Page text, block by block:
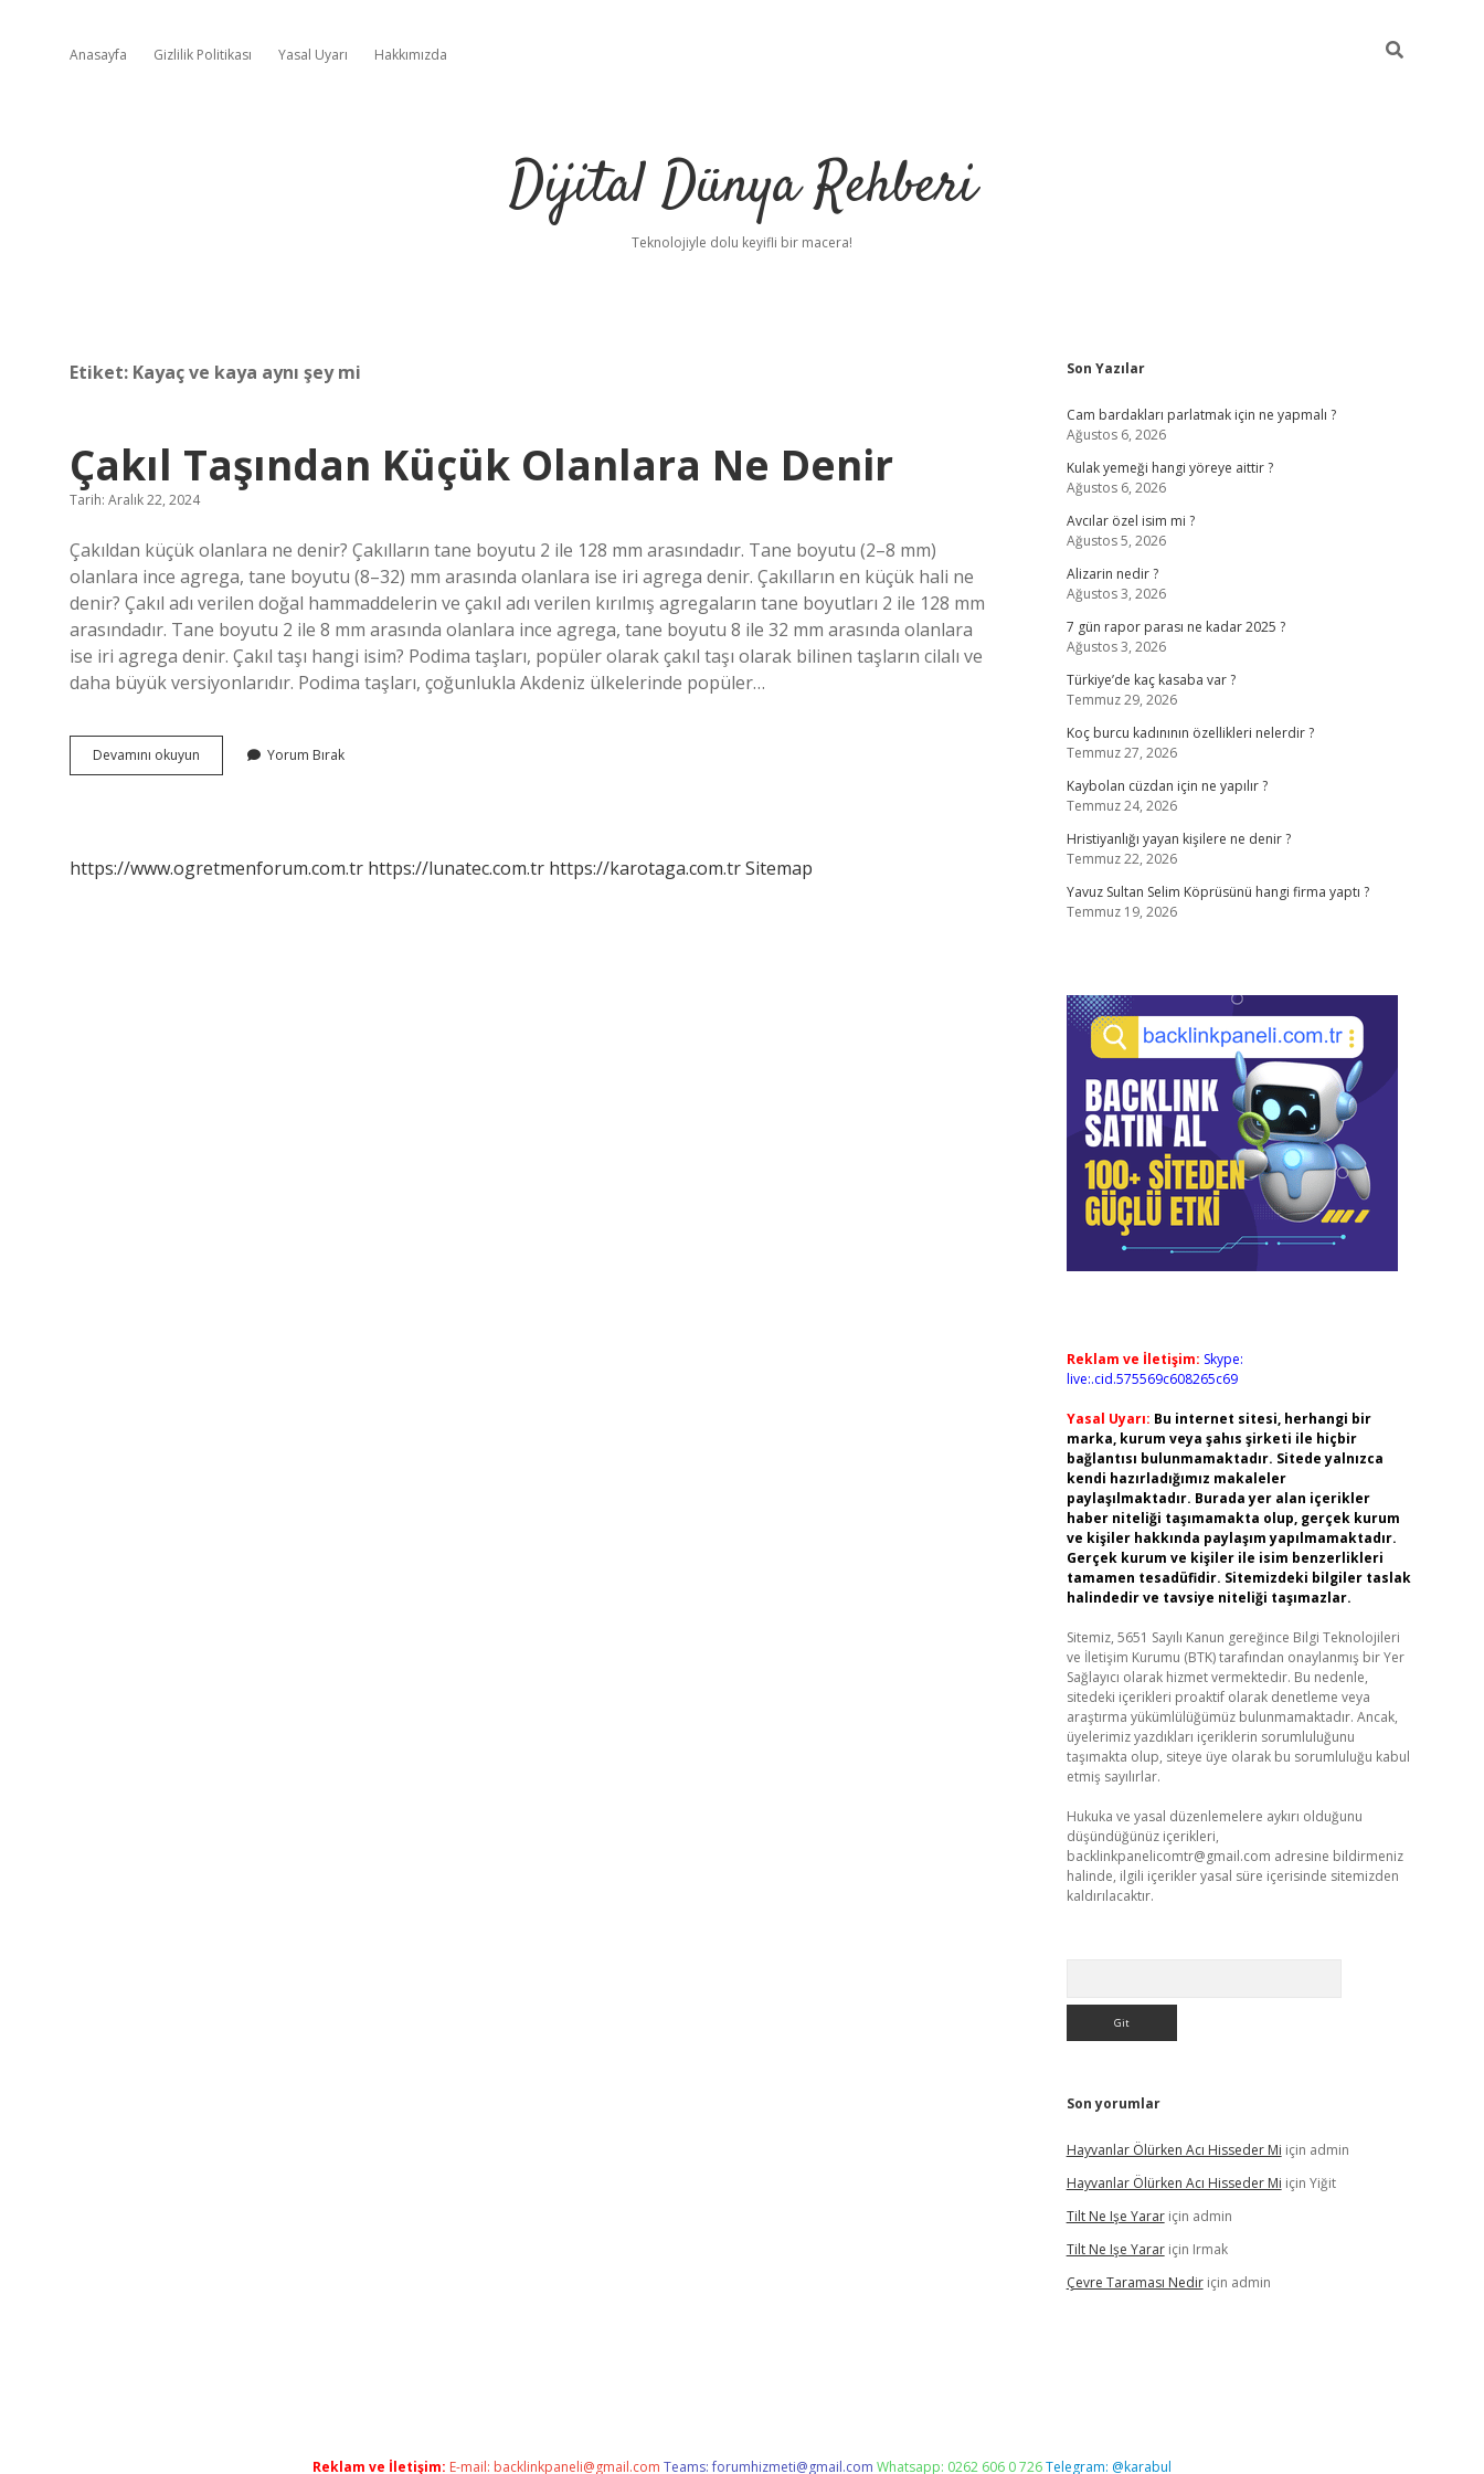
Anasayfa Gizlilik Politikası Yasal Uyarı Hakkımızda
Dijital Dünya Rehberi
Teknolojiyle dolu keyifli bir macera!
Etiket: Kayaç ve kaya aynı şey mi
Çakıl Taşından Küçük Olanlara Ne Denir
Tarih: Aralık 22, 2024
Çakıldan küçük olanlara ne denir? Çakılların tane boyutu 2 ile 128 mm arasındadır. Tane boyutu (2–8 mm)
olanlara ince agrega, tane boyutu (8–32) mm arasında olanlara ise iri agrega denir. Çakılların en küçük hali ne
denir? Çakıl adı verilen doğal hammaddelerin ve çakıl adı verilen kırılmış agregaların tane boyutları 2 ile 128 mm
arasındadır. Tane boyutu 2 ile 8 mm arasında olanlara ince agrega, tane boyutu 8 ile 32 mm arasında olanlara
ise iri agrega denir. Çakıl taşı hangi isim? Podima taşları, popüler olarak çakıl taşı olarak bilinen taşların cilalı ve
daha büyük versiyonlarıdır. Podima taşları, çoğunlukla Akdeniz ülkelerinde popüler…
Devamını okuyun
Taşından
Yorum Bırak
https://www.ogretmenforum.com.tr https://lunatec.com.tr https://karotaga.com.trSitemap
Sidebar
Son Yazılar
Cam bardakları parlatmak için ne yapmalı ?
Ağustos 6, 2026
Kulak yemeği hangi yöreye aittir ?
Ağustos 6, 2026
Avcılar özel isim mi ?
Ağustos 5, 2026
Alizarin nedir ?
Ağustos 3, 2026
7 gün rapor parası ne kadar 2025 ?
Ağustos 3, 2026
Türkiye’de kaç kasaba var ?
Temmuz 29, 2026
Koç burcu kadınının özellikleri nelerdir ?
Temmuz 27, 2026
Kaybolan cüzdan için ne yapılır ?
Temmuz 24, 2026
Hristiyanlığı yayan kişilere ne denir ?
Temmuz 22, 2026
Yavuz Sultan Selim Köprüsünü hangi firma yaptı ?
Temmuz 19, 2026
Reklam ve İletişim: Skype:
live:.cid.575569c608265c69
Yasal Uyarı: Bu internet sitesi, herhangi bir
marka, kurum veya şahıs şirketi ile hiçbir
bağlantısı bulunmamaktadır. Sitede yalnızca
kendi hazırladığımız makaleler
paylaşılmaktadır. Burada yer alan içerikler
haber niteliği taşımamakta olup, gerçek kurum
ve kişiler hakkında paylaşım yapılmamaktadır.
Gerçek kurum ve kişiler ile isim benzerlikleri
tamamen tesadüfidir. Sitemizdeki bilgiler taslak
halindedir ve tavsiye niteliği taşımazlar.
Sitemiz, 5651 Sayılı Kanun gereğince Bilgi Teknolojileri
ve İletişim Kurumu (BTK) tarafından onaylanmış bir Yer
Sağlayıcı olarak hizmet vermektedir. Bu nedenle,
sitedeki içerikleri proaktif olarak denetleme veya
araştırma yükümlülüğümüz bulunmamaktadır. Ancak,
üyelerimiz yazdıkları içeriklerin sorumluluğunu
taşımakta olup, siteye üye olarak bu sorumluluğu kabul
etmiş sayılırlar.
Hukuka ve yasal düzenlemelere aykırı olduğunu
düşündüğünüz içerikleri,
backlinkpanelicomtr@gmail.com adresine bildirmeniz
halinde, ilgili içerikler yasal süre içerisinde sitemizden
kaldırılacaktır.
Son yorumlar
Hayvanlar Ölürken Acı Hisseder Mi için admin
Hayvanlar Ölürken Acı Hisseder Mi için Yiğit
Tilt Ne Işe Yarariçin admin
Tilt Ne Işe Yarariçin Irmak
Çevre Taraması Nediriçin admin
Reklam ve İletişim: E-mail: backlinkpaneli@gmail.com Teams:forumhizmeti@gmail.com Whatsapp: 0262 606 0 726Telegram: @karabul